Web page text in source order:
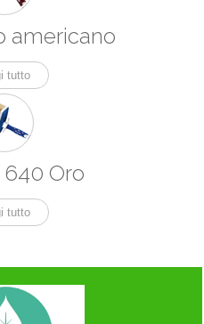
americano
tutto
Oro
tutto